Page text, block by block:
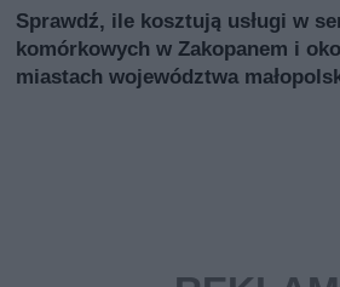
Sprawdź, ile kosztują usługi w
komórkowych w Zakopanem i
miastach województwa